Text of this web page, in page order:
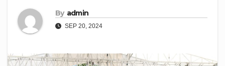
By admin
SEP 20, 2024